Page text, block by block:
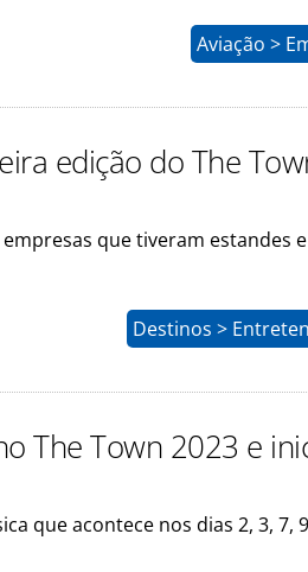
Aviação >
edição do The
que tiveram estandes e
Destinos >
The Town 2023 e
que acontece nos dias 2, 3, 7,